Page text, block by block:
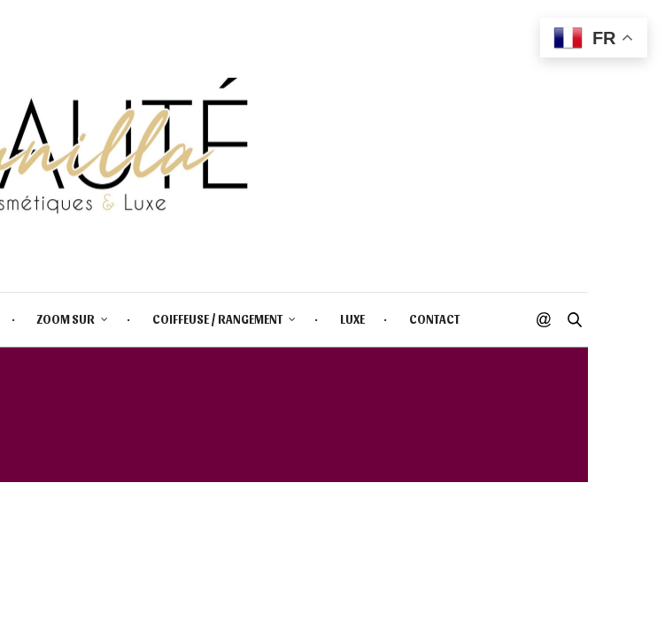
ZOOM SUR COIFFEUSE / RANGEMENT LUXE CONTACT
FR